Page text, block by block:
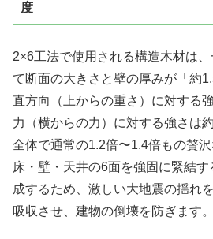
度
2×6工法で使用される構造木材は
て断面の大きさと壁の厚みが「約
直方向（上からの重さ）に対する
力（横からの力）に対する強さは
全体で通常の1.2倍〜1.4倍もの贅沢
床・壁・天井の6面を強固に緊結
成するため、激しい大地震の揺れ
吸収させ、建物の倒壊を防ぎます。